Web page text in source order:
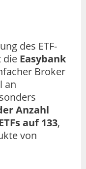
des ETF-
die Easybank
Broker
an
Anzahl
auf 133,
von